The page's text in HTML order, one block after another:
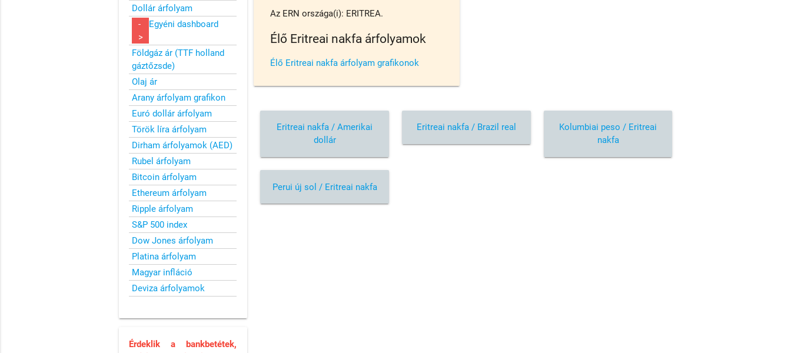
Az ERN országa(i): ERITREA.
Élő Eritreai nakfa árfolyamok
Élő Eritreai nakfa árfolyam grafikonok
Eritreai nakfa / Amerikai
dollár
Eritreai nakfa / Brazil real
Kolumbiai peso / Eritreai
nakfa
Perui új sol / Eritreai nakfa
Dollár árfolyam
-
>
Egyéni dashboard
Földgáz ár (TTF holland
gáztőzsde)
Olaj ár
Arany árfolyam grafikon
Euró dollár árfolyam
Török líra árfolyam
Dirham árfolyamok (AED)
Rubel árfolyam
Bitcoin árfolyam
Ethereum árfolyam
Ripple árfolyam
S&P 500 index
Dow Jones árfolyam
Platina árfolyam
Magyar infláció
Deviza árfolyamok
Érdeklik a bankbetétek,